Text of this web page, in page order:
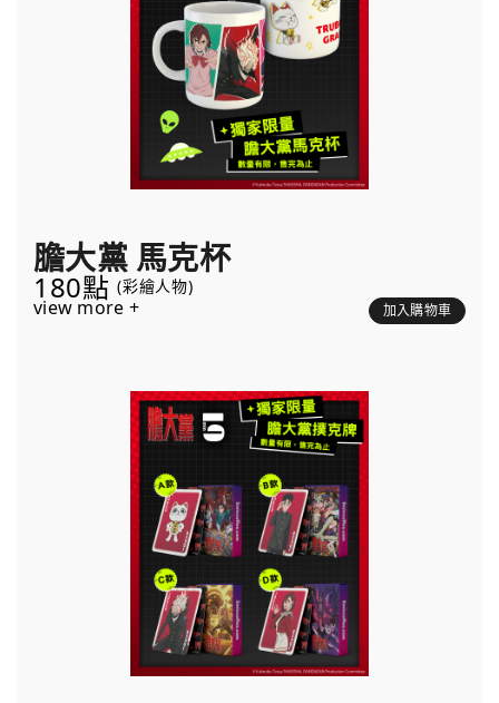
膽大黨 馬克杯
180點 (彩繪人物)
view more + 加入購物車